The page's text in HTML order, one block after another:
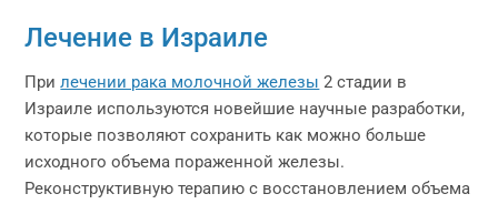
Лечение в Израиле
Прилечении рака молочной железы 2 стадии в
Израиле используются новейшие научные разработки,
которые позволяют сохранить как можно больше
исходного объема пораженной железы.
Реконструктивную терапию с восстановлением объема